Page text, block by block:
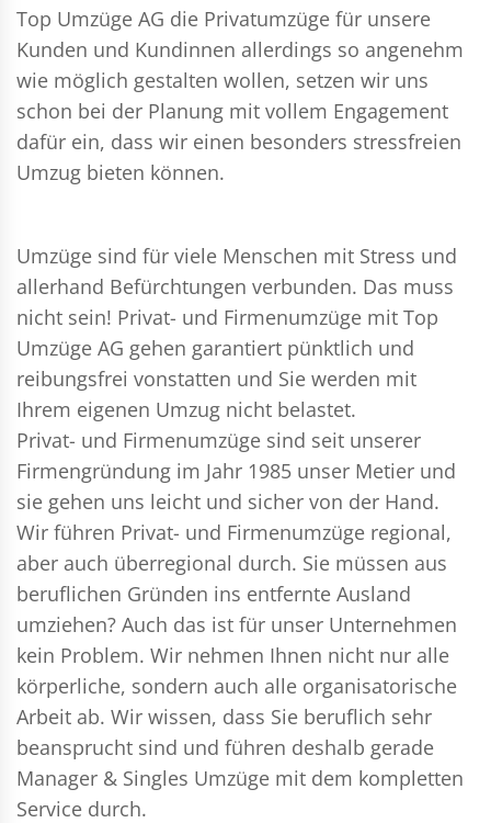
Top Umzüge AG die Privatumzüge für unsere
Kunden und Kundinnen allerdings so angenehm
wie möglich gestalten wollen, setzen wir uns
schon bei der Planung mit vollem Engagement
dafür ein, dass wir einen besonders stressfreien
Umzug bieten können.
Umzüge sind für viele Menschen mit Stress und
allerhand Befürchtungen verbunden. Das muss
nicht sein! Privat- und Firmenumzüge mit Top
Umzüge AG gehen garantiert pünktlich und
reibungsfrei vonstatten und Sie werden mit
Ihrem eigenen Umzug nicht belastet.
Privat- und Firmenumzüge sind seit unserer
Firmengründung im Jahr 1985 unser Metier und
sie gehen uns leicht und sicher von der Hand.
Wir führen Privat- und Firmenumzüge regional,
aber auch überregional durch. Sie müssen aus
beruflichen Gründen ins entfernte Ausland
umziehen? Auch das ist für unser Unternehmen
kein Problem. Wir nehmen Ihnen nicht nur alle
körperliche, sondern auch alle organisatorische
Arbeit ab. Wir wissen, dass Sie beruflich sehr
beansprucht sind und führen deshalb gerade
Manager & Singles Umzüge mit dem kompletten
Service durch.